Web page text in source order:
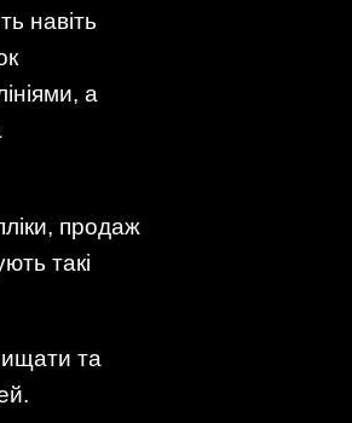
навіть
а
продаж
такі
та